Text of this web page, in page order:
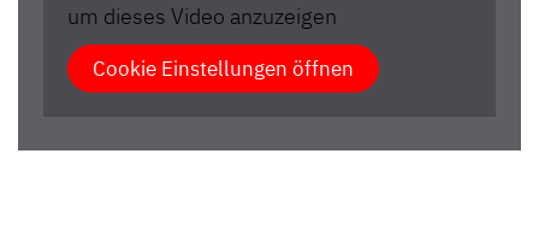
um dieses Video anzuzeigen
Cookie Einstellungen öffnen